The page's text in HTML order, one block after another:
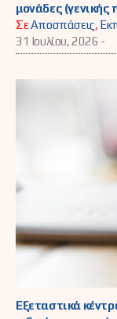
μονάδες (γενικής
ΣεΑποσπάσεις,
31 Ιουλίου, 2026 -
Εξεταστικά